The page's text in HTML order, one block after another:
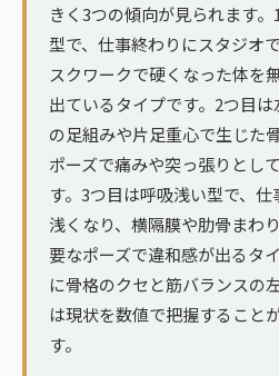
きく3つの傾向が見られます
型で、仕事終わりにスタジオ
スクワークで硬くなった体を
出ているタイプです。2つ目
の足組みや片足重心で生じた
ポーズで痛みや突っ張りとし
す。3つ目は呼吸浅い型で、
浅くなり、横隔膜や肋骨まわ
要なポーズで違和感が出るタ
に骨格のクセと筋バランスの
は現状を数値で把握すること
す。